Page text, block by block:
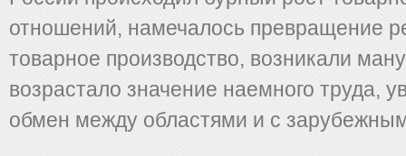
отношений, намечалось превращение
товарное производство, возникали
возрастало значение наемного труда,
обмен между областями и с